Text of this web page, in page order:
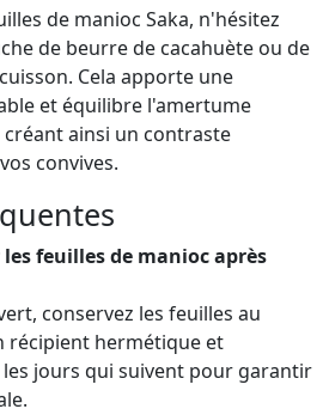
de manioc Saka, n'hésitez
de beurre de cacahuète ou de
Cela apporte une
et équilibre l'amertume
ainsi un contraste
convives.
feuilles de manioc après
conservez les feuilles au
récipient hermétique et
jours qui suivent pour garantir